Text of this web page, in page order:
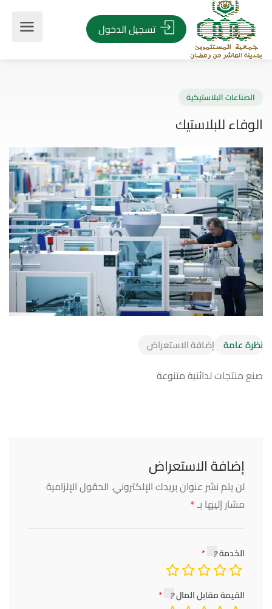
تسجيل الدخول
البلاستيكية
للبلاستيك
نظرة عامة إضافة الاستعراض
صنع منتجات لدائنية متنوعة
إضافة الاستعراض
لن يتم نشر عنوان بريدك الإلكتروني. الحقول الإلزامية
مشار إليها بـ*
الخدمة
القيمة مقابل المال